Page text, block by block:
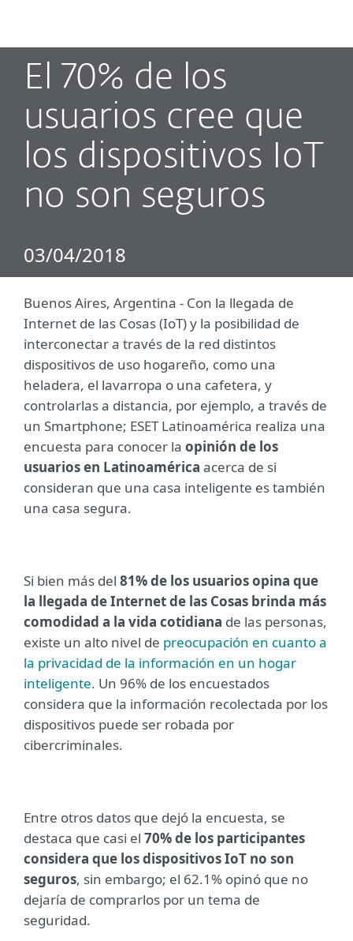
El 70% de los
usuarios cree que
los dispositivos IoT
no son seguros
03/04/2018
Buenos Aires, Argentina - Con la llegada de
Internet de las Cosas (IoT) y la posibilidad de
interconectar a través de la red distintos
dispositivos de uso hogareño, como una
heladera, el lavarropa o una cafetera, y
controlarlas a distancia, por ejemplo, a través de
un Smartphone; ESET Latinoamérica realiza una
encuesta para conocer la opinión de los
usuarios en Latinoamérica acerca de si
consideran que una casa inteligente es también
una casa segura.
Si bien más del 81% de los usuarios opina que
la llegada de Internet de las Cosas brinda más
comodidad a la vida cotidiana de las personas,
existe un alto nivel de preocupación en cuanto a
la privacidad de la información en un hogar
inteligente. Un 96% de los encuestados
considera que la información recolectada por los
dispositivos puede ser robada por
cibercriminales.
Entre otros datos que dejó la encuesta, se
destaca que casi el 70% de los participantes
considera que los dispositivos IoT no son
seguros, sin embargo; el 62.1% opinó que no
dejaría de comprarlos por un tema de
seguridad.